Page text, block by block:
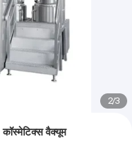
2/3
वैक्यूम